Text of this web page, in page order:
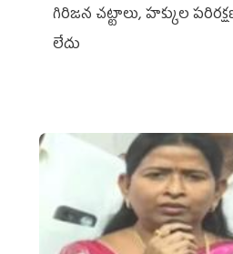
గిరిజన చట్టాలు, హక్కుల
లేదు